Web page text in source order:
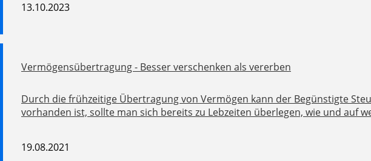
13.10.2023
Vermögensübertragung - Besser verschenken als vererben
Durch die frühzeitige Übertragung von Vermögen kann der Begünstigte
vorhanden ist, sollte man sich bereits zu Lebzeiten überlegen, wie und auf
19.08.2021